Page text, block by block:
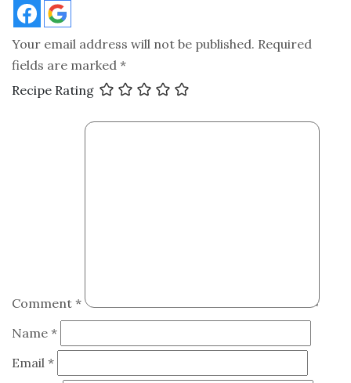
Your email address will not be published. Required
fields are marked *
Recipe Rating
Comment *
Name *
Email *